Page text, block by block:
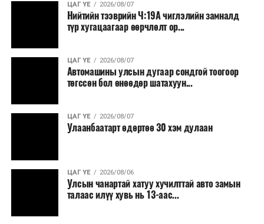
ЦАГ ҮЕ 2026/08/07
Нийтийн тээврийн Ч:19А чиглэлийн замналд
түр хугацаагаар өөрчлөлт ор...
ЦАГ ҮЕ 2026/08/07
Автомашины улсын дугаар сондгой тоогоор
төгссөн бол өнөөдөр шатахуун...
ЦАГ ҮЕ 2026/08/07
Улаанбаатарт өдөртөө 30 хэм дулаан
ЦАГ ҮЕ 2026/08/06
Улсын чанартай хатуу хучилттай авто замын
талаас илүү хувь нь 13-аас...